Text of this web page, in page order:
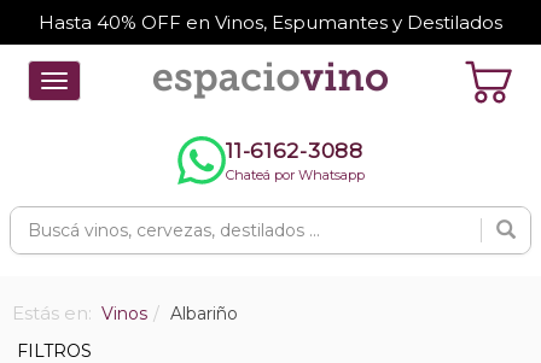
Hasta 40% OFF en Vinos, Espumantes y Destilados
Toggle
navigation
11-6162-3088
Chateá por Whatsapp
Estás en: Vinos
Albariño
FILTROS